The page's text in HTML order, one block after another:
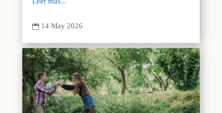
 14 May 2026